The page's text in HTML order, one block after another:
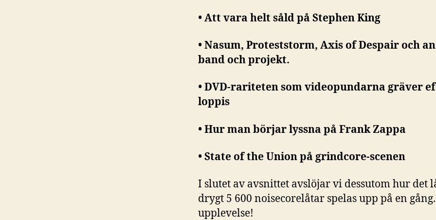
• Att vara helt såld på Stephen King
• Nasum, Proteststorm, Axis of Despair och
band och projekt.
• DVD-rariteten som videopundarna gräver
loppis
• Hur man börjar lyssna på Frank Zappa
• State of the Union på grindcore-scenen
I slutet av avsnittet avslöjar vi dessutom hur det
drygt 5 600 noisecorelåtar spelas upp på en
upplevelse!